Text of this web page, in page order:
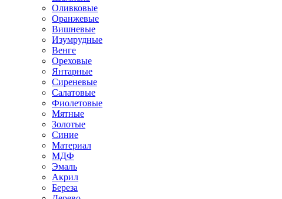
Оливковые
Оранжевые
Вишневые
Изумрудные
Венге
Ореховые
Янтарные
Сиреневые
Салатовые
Фиолетовые
Мятные
Золотые
Синие
Материал
МДФ
Эмаль
Акрил
Береза